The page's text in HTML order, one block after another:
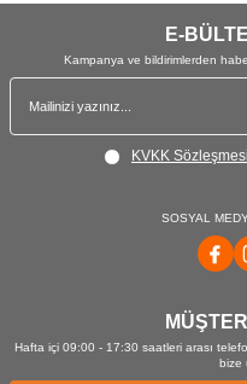
E-
Kampanya ve bildirimlerden
KVKK
SOSYAL
Hafta içi 09:00 - 17:30 saatleri arası
bize